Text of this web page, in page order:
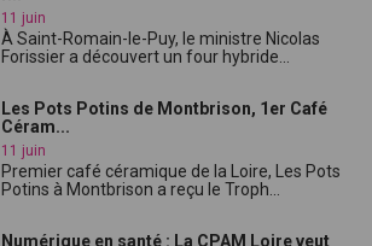
11 juin
À Saint-Romain-le-Puy, le ministre Nicolas
Forissier a découvert un four hybride...
Les Pots Potins de Montbrison, 1er Café
Céram...
11 juin
Premier café céramique de la Loire, Les Pots
Potins à Montbrison a reçu le Troph...
Numérique en santé : La CPAM Loire veut